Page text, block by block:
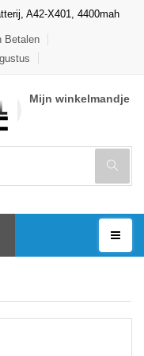
A42-X401, 4400mah
Betalen
Mijn winkelmandje